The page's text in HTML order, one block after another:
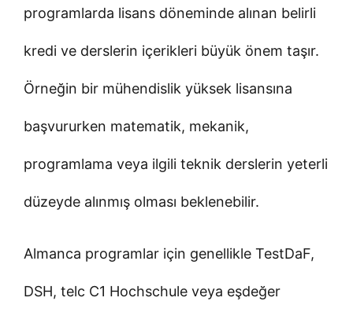
programlarda lisans döneminde alınan belirli
kredi ve derslerin içerikleri büyük önem taşır.
Örneğin bir mühendislik yüksek lisansına
başvururken matematik, mekanik,
programlama veya ilgili teknik derslerin yeterli
düzeyde alınmış olması beklenebilir.
Almanca programlar için genellikle TestDaF,
DSH, telc C1 Hochschule veya eşdeğer